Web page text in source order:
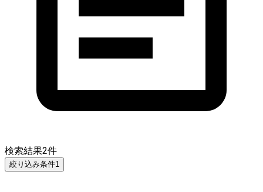
検索結果2件
絞り込み条件1